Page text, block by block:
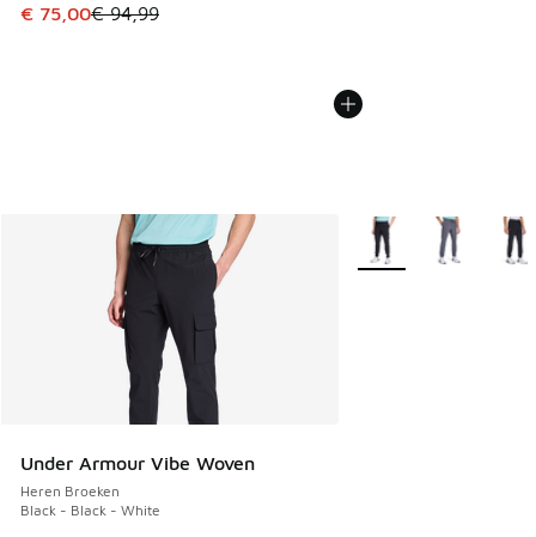
Dit artikel is in de uitverkoop. Dit artikel is in de
€ 75,00€ 94,99
Under Armour Vibe Woven
Heren Broeken
Black - Black - White
Meer kleuren